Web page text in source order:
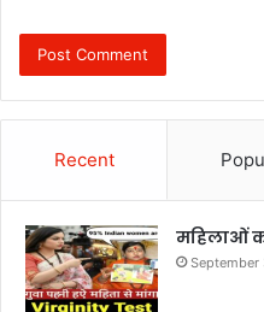
Recent
महिलाओं
September